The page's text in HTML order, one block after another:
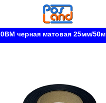
черная матовая 25мм/50м